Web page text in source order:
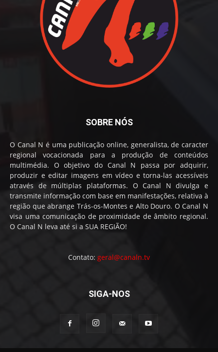
SOBRE NÓS
O Canal N é uma publicação online, generalista, de caracter
regional vocacionada para a produção de conteúdos
multimédia. O objetivo do Canal N passa por adquirir,
produzir e editar imagens em vídeo e torna-las acessíveis
através de múltiplas plataformas. O Canal N divulga e
transmite informação com base em manifestações, relativa à
região que abrange Trás-os-Montes e Alto Douro. O Canal N
visa uma comunicação de proximidade de âmbito regional.
O Canal N leva até si a SUA REGIÃO!
Contato: geral@canaln.tv
SIGA-NOS